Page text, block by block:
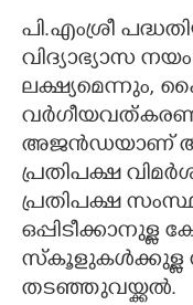
പി.എംശ്രീ
വിദ്യാഭ്യാസ
ലക്ഷ്യമെന്നും,
അജൻഡയാണ്
പ്രതിപക്ഷ
പ്രതിപക്ഷ
ഒപ്പിടീക്കാനുള്ള
സ്കൂളുകൾക്കുള്ള
തടഞ്ഞുവയ്ക്കൽ.